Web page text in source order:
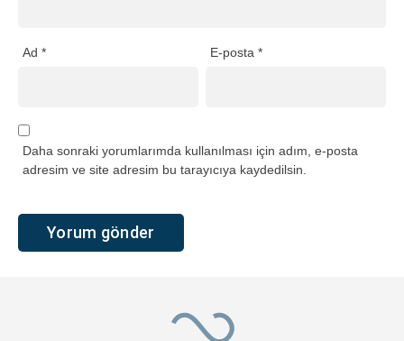
Ad * E-posta*
Daha sonraki yorumlarımda kullanılması için adım, e-posta
adresim ve site adresim bu tarayıcıya kaydedilsin.